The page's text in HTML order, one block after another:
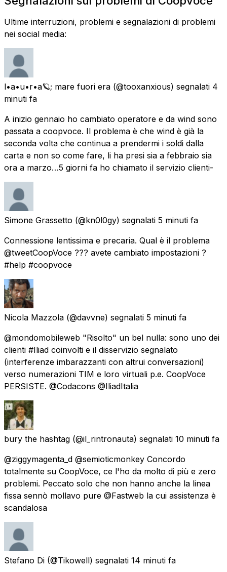
Ultime interruzioni, problemi e segnalazioni di problemi
nei social media:
l•a•u•r•a🪐; mare fuori era (@tooxanxious) segnalati 4
minuti fa
A inizio gennaio ho cambiato operatore e da wind sono
passata a coopvoce. Il problema è che wind è già la
seconda volta che continua a prendermi i soldi dalla
carta e non so come fare, li ha presi sia a febbraio sia
ora a marzo…5 giorni fa ho chiamato il servizio clienti-
Simone Grassetto (@kn0l0gy) segnalati 5 minuti fa
Connessione lentissima e precaria. Qual è il problema
@tweetCoopVoce ??? avete cambiato impostazioni ?
#help #coopvoce
Nicola Mazzola (@davvne) segnalati 5 minuti fa
@mondomobileweb "Risolto" un bel nulla: sono uno dei
clienti #Iliad coinvolti e il disservizio segnalato
(interferenze imbarazzanti con altrui conversazioni)
verso numerazioni TIM e loro virtuali p.e. CoopVoce
PERSISTE. @Codacons @IliadItalia
bury the hashtag (@il_rintronauta) segnalati 10 minuti fa
@ziggymagenta_d @semioticmonkey Concordo
totalmente su CoopVoce, ce l'ho da molto di più e zero
problemi. Peccato solo che non hanno anche la linea
fissa sennò mollavo pure @Fastweb la cui assistenza è
scandalosa
Stefano Di (@Tikowell) segnalati 14 minuti fa